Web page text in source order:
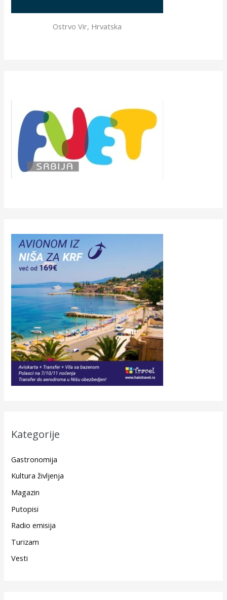
Ostrvo Vir, Hrvatska
Kategorije
Gastronomija
Kultura življenja
Magazin
Putopisi
Radio emisija
Turizam
Vesti